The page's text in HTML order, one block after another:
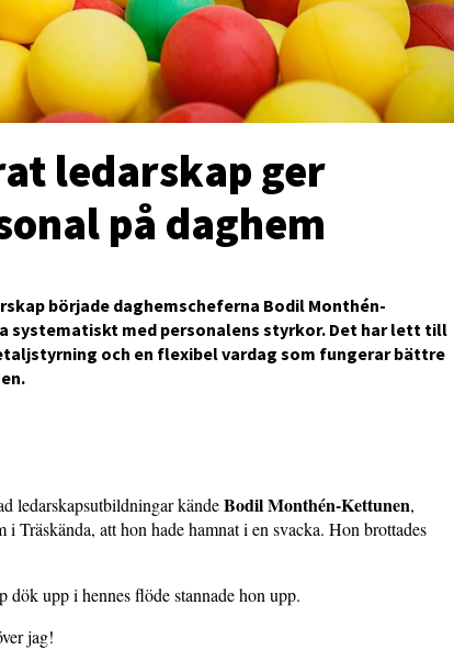
ledarskap ger
på daghem
började daghemscheferna Bodil Monthén-
systematiskt med personalens styrkor. Det har lett till
och en flexibel vardag som fungerar bättre
ledarskapsutbildningar kändeBodil Monthén-Kettunen,
i Träskända, att hon hade hamnat i en svacka. Hon brottades
upp i hennes flöde stannade hon upp.
jag!